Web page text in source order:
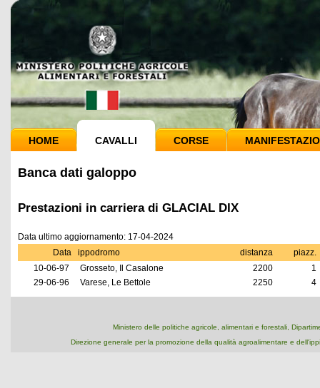
HOME CAVALLI CORSE
Banca dati galoppo
Prestazioni in carriera di GLACIAL DIX
Data ultimo aggiornamento: 17-04-2024
Data
ippodromo distanza
piazz.
10-06-97
Grosseto, Il Casalone 2200
1
29-06-96
Varese, Le Bettole 2250 4
Ministero delle politiche agricole, alimentari e forestali,
Direzione generale per la promozione della qualità agroalimentare e